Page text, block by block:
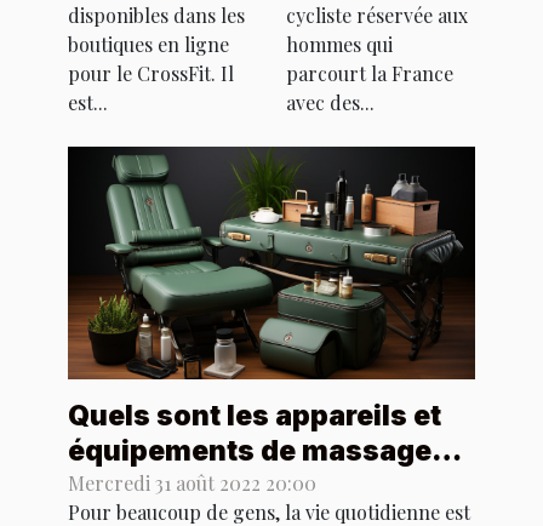
disponibles dans les
boutiques en ligne
pour le CrossFit. Il
est...
cycliste réservée aux
hommes qui
parcourt la France
avec des...
Quels sont les appareils et
équipements de massage
indispensables ?
Mercredi 31 août 2022 20:00
Pour beaucoup de gens, la vie quotidienne est